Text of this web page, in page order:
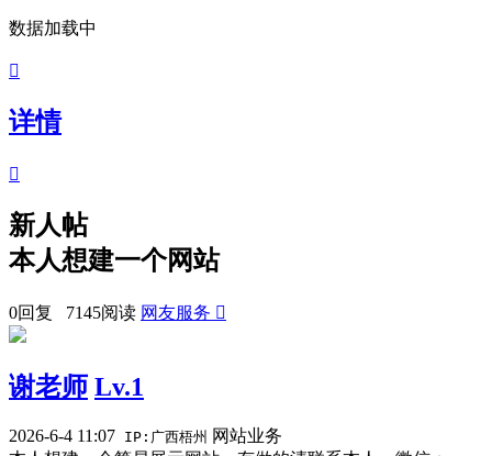
数据加载中

详情

新人帖
本人想建一个网站
0回复 7145阅读 网友服务 
谢老师 Lv.1
2026-6-4 11:07 IP:广西梧州 网站业务